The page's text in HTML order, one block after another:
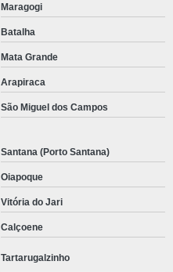
Maragogi
Batalha
Mata Grande
Arapiraca
São Miguel dos Campos
Santana (Porto Santana)
Oiapoque
Vitória do Jari
Calçoene
Tartarugalzinho